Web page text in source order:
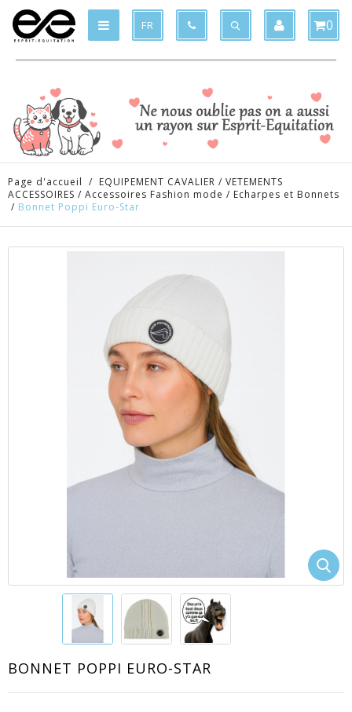
FR 0
Page d'accueil / EQUIPEMENT CAVALIER / VETEMENTS
ACCESSOIRES / Accessoires Fashion mode / Echarpes et Bonnets
/ Bonnet Poppi Euro-Star
BONNET POPPI EURO-STAR
Produit ajouté au panier x
Produit supprimé du panier x